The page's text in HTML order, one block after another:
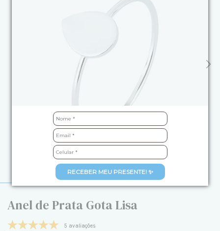
RECEBER MEU PRESENTE! ✨
Anel de Prata Gota Lisa
5 avaliações